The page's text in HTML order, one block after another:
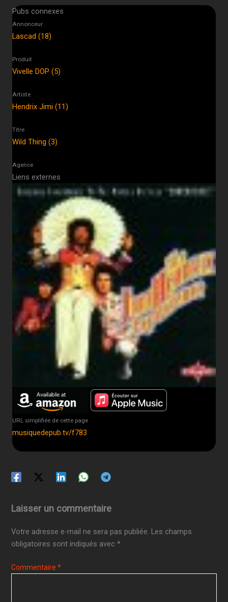
Pubs connexes
Annonceur
Lascad (18)
Produit
Vivelle DOP (5)
Artiste
Hendrix Jimi (11)
Titre
Wild Thing (3)
Agence
Liens externes
URL simplifiée de cette page
musiquedepub.tv/f783
Laisser un commentaire
Votre adresse e-mail ne sera pas publiée. Les champs
obligatoires sont indiqués avec*
Commentaire*